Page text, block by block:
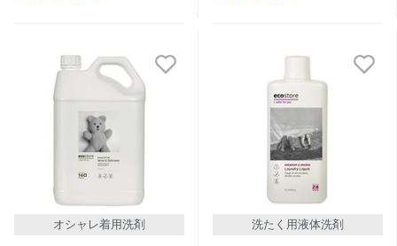
オシャレ着用洗剤 洗たく用液体洗剤